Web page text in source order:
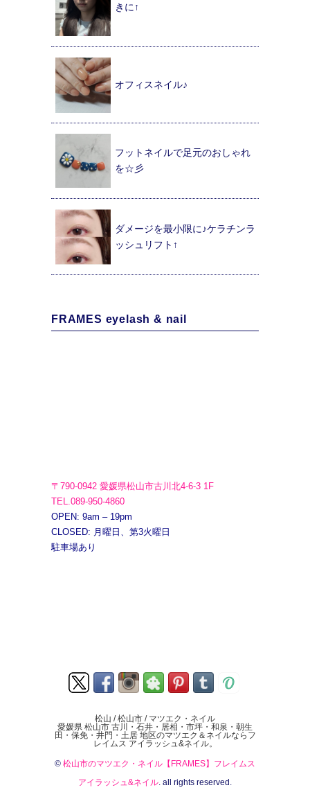
きに↑
オフィスネイル♪
フットネイルで足元のおしゃれ
を☆彡
ダメージを最小限に♪ケラチンラ
ッシュリフト↑
FRAMES eyelash & nail
〒790-0942 愛媛県松山市古川北4-6-3 1F
TEL.089-950-4860
OPEN: 9am – 19pm
CLOSED: 月曜日、第3火曜日
駐車場あり
松山 / 松山市 / マツエク・ネイル
愛媛県 松山市 古川・石井・居相・市坪・和泉・朝生
田・保免・井門・土居 地区のマツエク＆ネイルならフ
レイムス アイラッシュ&ネイル。
© 松山市のマツエク・ネイル【FRAMES】フレイムス
アイラッシュ&ネイル. all rights reserved.